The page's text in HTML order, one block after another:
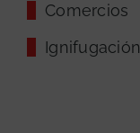
Comercios
Ignifugación